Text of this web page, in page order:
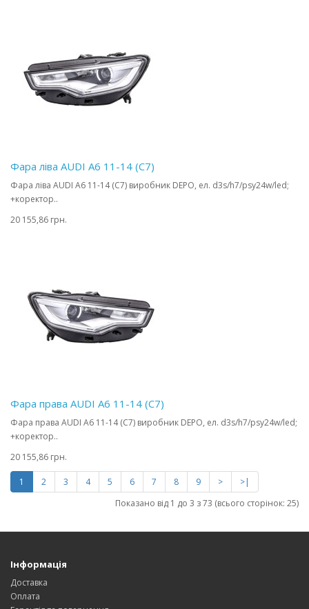
Фара ліва AUDI A6 11-14 (C7)
Фара ліва AUDI A6 11-14 (C7) виробник DEPO, ел. d3s/h7/psy24w/led;
+коректор..
20 155,86 грн.
Фара права AUDI A6 11-14 (C7)
Фара права AUDI A6 11-14 (C7) виробник DEPO, ел. d3s/h7/psy24w/led;
+коректор..
20 155,86 грн.
1 2 3 4 5 6 7 8 9 >
>|
Показано від 1 до 3 з 73 (всього сторінок: 25)
Інформація
Доставка
Оплата